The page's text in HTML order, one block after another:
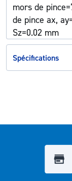
mors de
de pince ax,
Sz=0.02 mm
Spécifications